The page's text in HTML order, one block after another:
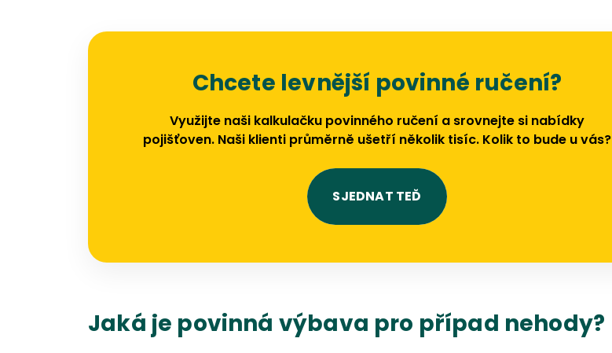
Chcete levnější povinné ručení?
Využijte naši kalkulačku povinného ručení a srovnejte si nabídky
pojišťoven. Naši klienti průměrně ušetří několik tisíc. Kolik to bude u vás?
SJEDNAT TEĎ
Jaká je povinná výbava pro případ nehody?